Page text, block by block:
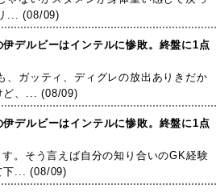
... (08/09)
デルビーはインテルに惨敗。終盤に1点
、ガッティ、ディグレの放出ありきだか
ど、... (08/09)
デルビーはインテルに惨敗。終盤に1点
。そう言えば自分の知り合いのGK経験
下... (08/09)